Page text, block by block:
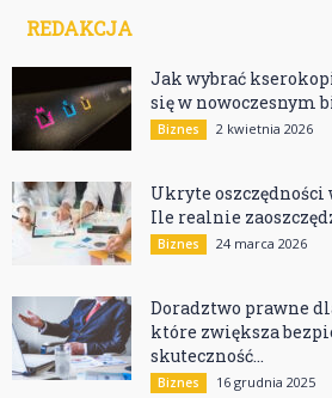
REDAKCJA
Jak wybrać
się w nowoczesnym
Biznes 2 kwietnia 2026
Ukryte
Ile realnie
Biznes 24 marca 2026
Doradztwo prawne
które zwiększa
skuteczność...
Biznes 16 grudnia 2025